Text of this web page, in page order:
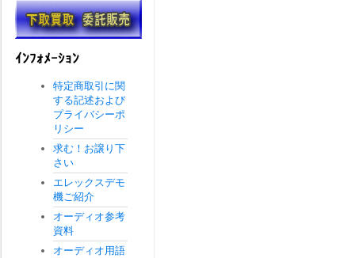
ｲﾝﾌｫﾒｰｼｮﾝ
特定商取引に関
する記述および
プライバシーポ
リシー
求む！お譲り下
さい
エレックスデモ
機ご紹介
オーディオ参考
資料
オーディオ用語